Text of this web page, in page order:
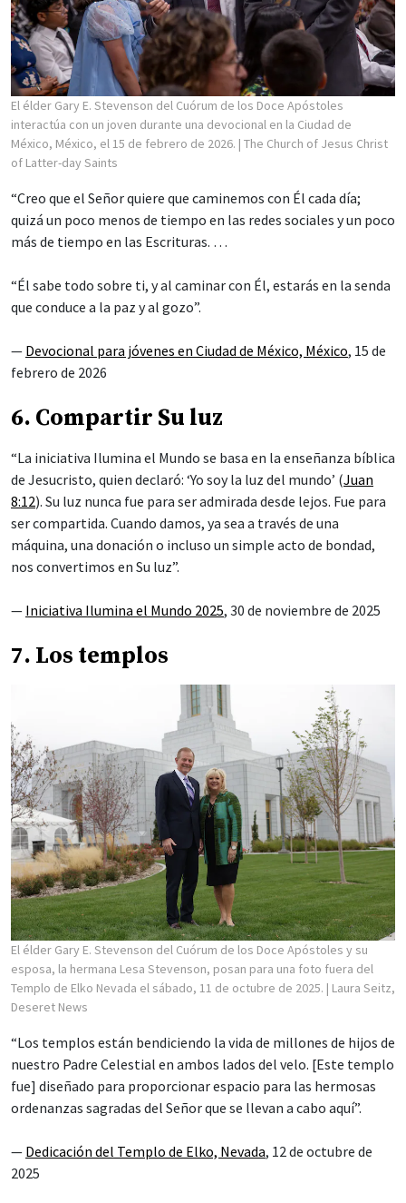
El élder Gary E. Stevenson del Cuórum de los Doce Apóstoles
interactúa con un joven durante una devocional en la Ciudad de
México, México, el 15 de febrero de 2026. | The Church of Jesus Christ
of Latter-day Saints
“Creo que el Señor quiere que caminemos con Él cada día;
quizá un poco menos de tiempo en las redes sociales y un poco
más de tiempo en las Escrituras. …
“Él sabe todo sobre ti, y al caminar con Él, estarás en la senda
que conduce a la paz y al gozo”.
— Devocional para jóvenes en Ciudad de México, México, 15 de
febrero de 2026
6. Compartir Su luz
“La iniciativa Ilumina el Mundo se basa en la enseñanza bíblica
de Jesucristo, quien declaró: ‘Yo soy la luz del mundo’ (Juan
8:12). Su luz nunca fue para ser admirada desde lejos. Fue para
ser compartida. Cuando damos, ya sea a través de una
máquina, una donación o incluso un simple acto de bondad,
nos convertimos en Su luz”.
— Iniciativa Ilumina el Mundo 2025, 30 de noviembre de 2025
7. Los templos
El élder Gary E. Stevenson del Cuórum de los Doce Apóstoles y su
esposa, la hermana Lesa Stevenson, posan para una foto fuera del
Templo de Elko Nevada el sábado, 11 de octubre de 2025. | Laura Seitz,
Deseret News
“Los templos están bendiciendo la vida de millones de hijos de
nuestro Padre Celestial en ambos lados del velo. [Este templo
fue] diseñado para proporcionar espacio para las hermosas
ordenanzas sagradas del Señor que se llevan a cabo aquí”.
— Dedicación del Templo de Elko, Nevada, 12 de octubre de
2025